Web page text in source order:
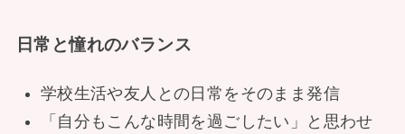
日常と憧れのバランス
学校生活や友人との日常をそのまま発信
「自分もこんな時間を過ごしたい」と思わせ